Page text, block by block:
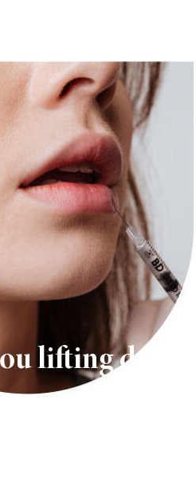
lifting de la